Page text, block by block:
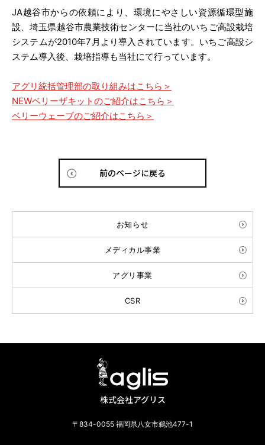
JA越谷市からの依頼により、環境にやさしい資源循環型施
設、埼玉県越谷市農業技術センターに当社のいちご高設栽培
システムが2010年7月より導入されています。いちご高設シ
ステム導入後、栽培指導も当社にて行っています。
アグリ統括管理部の取り組みはこちら＞
NEWベリーザキットのご紹介はこちら＞
ベリーウェーブのご紹介はこちら＞
前のページに戻る
お知らせ
メディカル事業
アグリ事業
CSR
株式会社アグリス
〒834-0055 福岡県八女市鵜池477-1